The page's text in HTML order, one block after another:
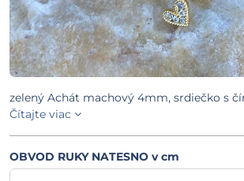
zelený Achát machový 4mm, srdiečko s
Čítajte viac
OBVOD RUKY NATESNO v cm